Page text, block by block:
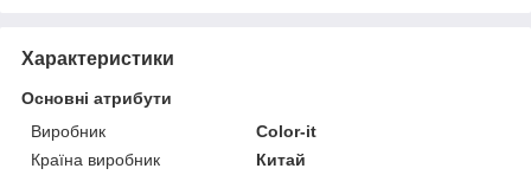
Характеристики
Основні атрибути
Виробник
Color-it
Країна виробник
Китай